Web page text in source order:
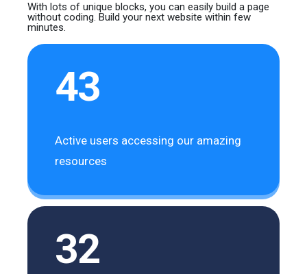
With lots of unique blocks, you can easily builda page
without coding. Build your next websitewithin few
minutes.
43
Active users accessing our amazing
resources
32